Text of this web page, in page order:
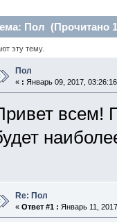
Пол (Прочитано
эту тему.
Пол
« : Январь 09, 2017,
всем!
Re: Пол
« Ответ #1 : Январь 11,